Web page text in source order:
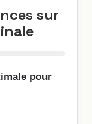
sur
pour